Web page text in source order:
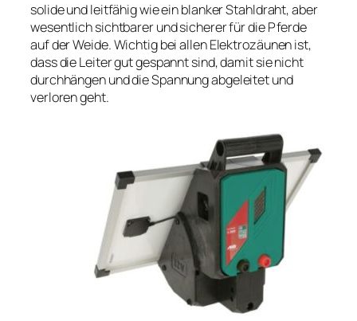
solide und leitfähig wie ein blanker Stahldraht, aber
wesentlich sichtbarer und sicherer für die Pferde
auf der Weide. Wichtig bei allen Elektrozäunen ist,
dass die Leiter gut gespannt sind, damit sie nicht
durchhängen und die Spannung abgeleitet und
verloren geht.